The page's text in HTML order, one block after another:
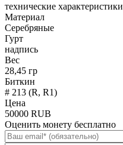
технические характеристики
Материал
Серебряные
Гурт
надпись
Вес
28,45 гр
Биткин
# 213 (R, R1)
Цена
50000 RUB
Оценить монету бесплатно